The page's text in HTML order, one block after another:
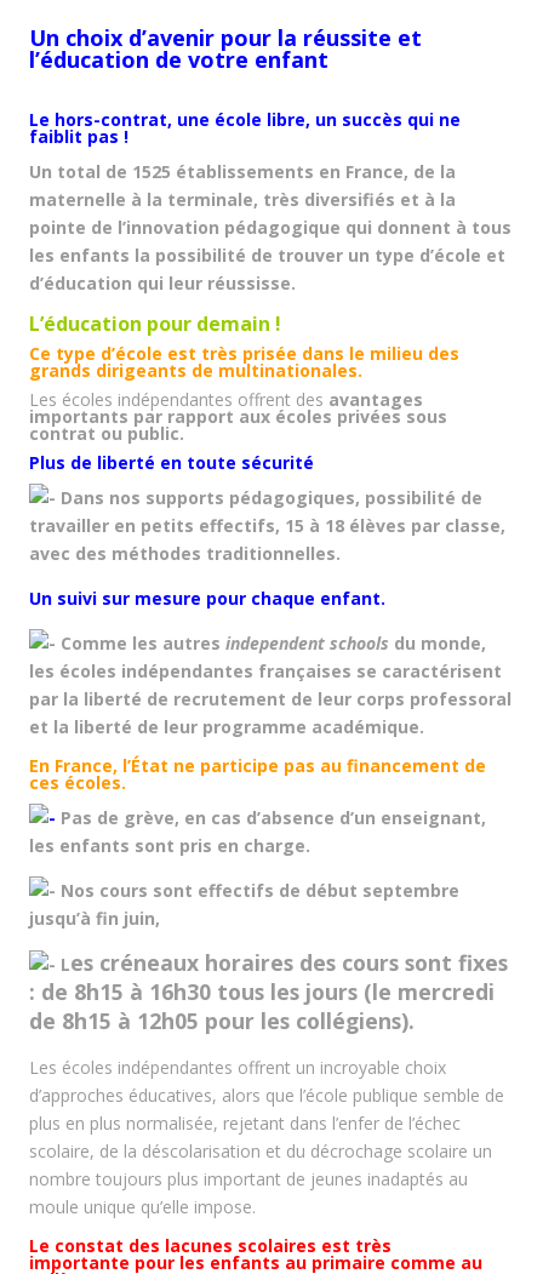
Un choix d’avenir pour la réussite et
l’éducation de votre enfant
Le hors-contrat, une école libre, un succès qui ne
faiblit pas !
Un total de 1525 établissements en France, de la
maternelle à la terminale, très diversifiés et à la
pointe de l’innovation pédagogique qui donnent à tous
les enfants la possibilité de trouver un type d’école et
d’éducation qui leur réussisse.
L’éducation pour demain !
Ce type d’école est très prisée dans le milieu des
grands dirigeants de multinationales.
Les écoles indépendantes offrent des avantages
importants par rapport aux écoles privées sous
contrat ou public.
Plus de liberté en toute sécurité
Dans nos supports pédagogiques, possibilité de
travailler en petits effectifs, 15 à 18 élèves par classe,
avec des méthodes traditionnelles.
Un suivi sur mesure pour chaque enfant.
Comme les autres independent schools du monde,
les écoles indépendantes françaises se caractérisent
par la liberté de recrutement de leur corps professoral
et la liberté de leur programme académique.
En France, l’État ne participe pas au financement de
ces écoles.
Pas de grève, en cas d’absence d’un enseignant,
les enfants sont pris en charge.
Nos cours sont effectifs de début septembre
jusqu’à fin juin,
Les créneaux horaires des cours sont fixes
: de 8h15 à 16h30 tous les jours (le mercredi
de 8h15 à 12h05 pour les collégiens).
Les écoles indépendantes offrent un incroyable choix
d’approches éducatives, alors que l’école publique semble de
plus en plus normalisée, rejetant dans l’enfer de l’échec
scolaire, de la déscolarisation et du décrochage scolaire un
nombre toujours plus important de jeunes inadaptés au
moule unique qu’elle impose.
Le constat des lacunes scolaires est très
importante pour les enfants au primaire comme au